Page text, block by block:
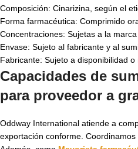
Composición: Cinarizina, según el
Forma farmacéutica: Comprimido
Concentraciones: Sujetas a la
Envase: Sujeto al fabricante y al
Fabricante: Sujeto a disponibilidad o
Capacidades de
para proveedor a
Oddway International atiende a
exportación conforme.